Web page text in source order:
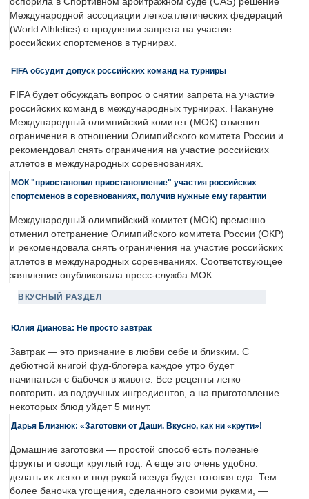
Международной ассоциации легкоатлетических федераций
(World Athletics) о продлении запрета на участие
российских спортсменов в турнирах.
FIFA обсудит допуск российских команд на турниры
FIFA будет обсуждать вопрос о снятии запрета на участие
российских команд в международных турнирах. Накануне
Международный олимпийский комитет (МОК) отменил
ограничения в отношении Олимпийского комитета России и
рекомендовал снять ограничения на участие российских
атлетов в международных соревнованиях.
МОК "приостановил приостановление" участия российских
спортсменов в соревнованиях, получив нужные ему гарантии
Международный олимпийский комитет (МОК) временно
отменил отстранение Олимпийского комитета России (ОКР)
и рекомендовала снять ограничения на участие российских
атлетов в международных соревнваниях. Соответствующее
заявление опубликовала пресс-служба МОК.
ВКУСНЫЙ РАЗДЕЛ
Юлия Дианова: Не просто завтрак
Завтрак — это признание в любви себе и близким. С
дебютной книгой фуд-блогера каждое утро будет
начинаться с бабочек в животе. Все рецепты легко
повторить из подручных ингредиентов, а на приготовление
некоторых блюд уйдет 5 минут.
Дарья Близнюк: «Заготовки от Даши. Вкусно, как ни «крути»!
Домашние заготовки — простой способ есть полезные
фрукты и овощи круглый год. А еще это очень удобно:
делать их легко и под рукой всегда будет готовая еда. Тем
более баночка угощения, сделанного своими руками, —